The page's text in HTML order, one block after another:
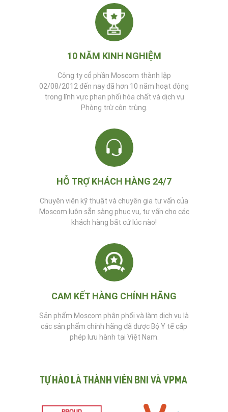
10 NĂM KINH NGHIỆM
Công ty cổ phần Moscom thành lập
02/08/2012 đến nay đã hơn 10 năm hoạt động
trong lĩnh vực phan phối hóa chất và dịch vụ
Phòng trừ côn trùng.
HỖ TRỢ KHÁCH HÀNG 24/7
Chuyên viên kỹ thuật và chuyên gia tư vấn của
Moscom luôn sẵn sàng phục vụ, tư vấn cho các
khách hàng bất cứ lúc nào!
CAM KẾT HÀNG CHÍNH HÃNG
Sản phẩm Moscom phân phối và làm dịch vụ là
các sản phẩm chính hãng đã được Bộ Y tế cấp
phép lưu hành tại Việt Nam.
Tự hào là thành viên BNI và VPMA